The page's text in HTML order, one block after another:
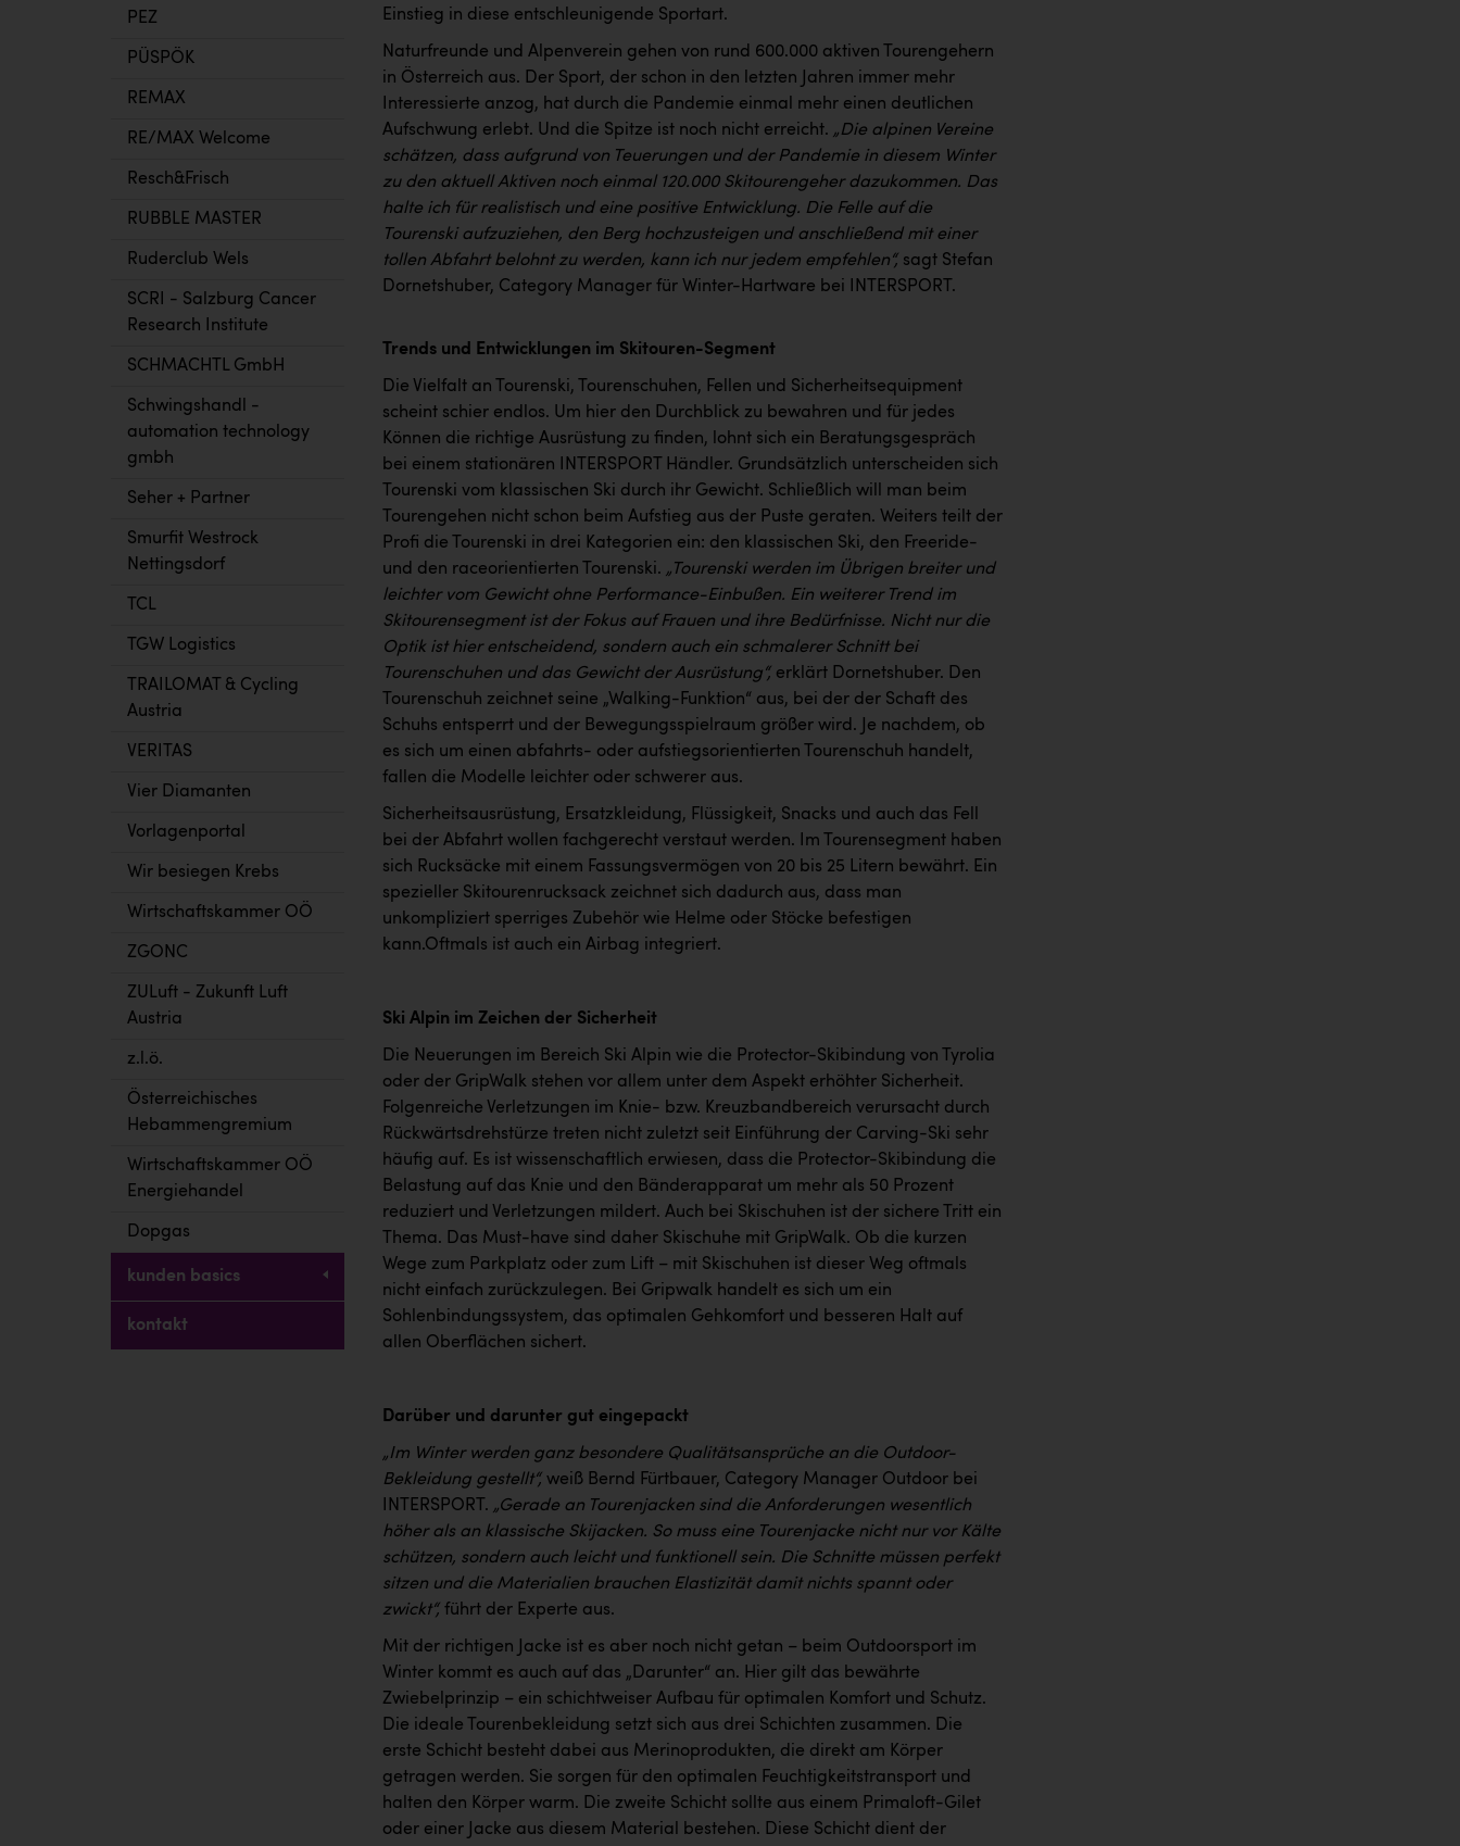
PEZ
PÜSPÖK
REMAX
RE/MAX Welcome
Resch&Frisch
RUBBLE MASTER
Ruderclub Wels
SCRI - Salzburg Cancer
Research Institute
SCHMACHTL GmbH
Schwingshandl -
automation technology
gmbh
Seher + Partner
Smurfit Westrock
Nettingsdorf
TCL
TGW Logistics
TRAILOMAT & Cycling
Austria
VERITAS
Vier Diamanten
Vorlagenportal
Wir besiegen Krebs
Wirtschaftskammer OÖ
ZGONC
ZULuft - Zukunft Luft
Austria
z.l.ö.
Österreichisches
Hebammengremium
Wirtschaftskammer OÖ
Energiehandel
Dopgas
kunden basics
kontakt
Einstieg in diese entschleunigende Sportart.
Naturfreunde und Alpenverein gehen von rund 600.000 aktiven Tourengehern
in Österreich aus. Der Sport, der schon in den letzten Jahren immer mehr
Interessierte anzog, hat durch die Pandemie einmal mehr einen deutlichen
Aufschwung erlebt. Und die Spitze ist noch nicht erreicht. „Die alpinen Vereine
schätzen, dass aufgrund von Teuerungen und der Pandemie in diesem Winter
zu den aktuell Aktiven noch einmal 120.000 Skitourengeher dazukommen. Das
halte ich für realistisch und eine positive Entwicklung. Die Felle auf die
Tourenski aufzuziehen, den Berg hochzusteigen und anschließend mit einer
tollen Abfahrt belohnt zu werden, kann ich nur jedem empfehlen“, sagt Stefan
Dornetshuber, Category Manager für Winter-Hartware bei INTERSPORT.
Trends und Entwicklungen im Skitouren-Segment
Die Vielfalt an Tourenski, Tourenschuhen, Fellen und Sicherheitsequipment
scheint schier endlos. Um hier den Durchblick zu bewahren und für jedes
Können die richtige Ausrüstung zu finden, lohnt sich ein Beratungsgespräch
bei einem stationären INTERSPORT Händler. Grundsätzlich unterscheiden sich
Tourenski vom klassischen Ski durch ihr Gewicht. Schließlich will man beim
Tourengehen nicht schon beim Aufstieg aus der Puste geraten. Weiters teilt der
Profi die Tourenski in drei Kategorien ein: den klassischen Ski, den Freeride-
und den raceorientierten Tourenski. „Tourenski werden im Übrigen breiter und
leichter vom Gewicht ohne Performance-Einbußen. Ein weiterer Trend im
Skitourensegment ist der Fokus auf Frauen und ihre Bedürfnisse. Nicht nur die
Optik ist hier entscheidend, sondern auch ein schmalerer Schnitt bei
Tourenschuhen und das Gewicht der Ausrüstung“, erklärt Dornetshuber. Den
Tourenschuh zeichnet seine „Walking-Funktion“ aus, bei der der Schaft des
Schuhs entsperrt und der Bewegungsspielraum größer wird. Je nachdem, ob
es sich um einen abfahrts- oder aufstiegsorientierten Tourenschuh handelt,
fallen die Modelle leichter oder schwerer aus.
Sicherheitsausrüstung, Ersatzkleidung, Flüssigkeit, Snacks und auch das Fell
bei der Abfahrt wollen fachgerecht verstaut werden. Im Tourensegment haben
sich Rucksäcke mit einem Fassungsvermögen von 20 bis 25 Litern bewährt. Ein
spezieller Skitourenrucksack zeichnet sich dadurch aus, dass man
unkompliziert sperriges Zubehör wie Helme oder Stöcke befestigen
kann.Oftmals ist auch ein Airbag integriert.
Ski Alpin im Zeichen der Sicherheit
Die Neuerungen im Bereich Ski Alpin wie die Protector-Skibindung von Tyrolia
oder der GripWalk stehen vor allem unter dem Aspekt erhöhter Sicherheit.
Folgenreiche Verletzungen im Knie- bzw. Kreuzbandbereich verursacht durch
Rückwärtsdrehstürze treten nicht zuletzt seit Einführung der Carving-Ski sehr
häufig auf. Es ist wissenschaftlich erwiesen, dass die Protector-Skibindung die
Belastung auf das Knie und den Bänderapparat um mehr als 50 Prozent
reduziert und Verletzungen mildert. Auch bei Skischuhen ist der sichere Tritt ein
Thema. Das Must-have sind daher Skischuhe mit GripWalk. Ob die kurzen
Wege zum Parkplatz oder zum Lift – mit Skischuhen ist dieser Weg oftmals
nicht einfach zurückzulegen. Bei Gripwalk handelt es sich um ein
Sohlenbindungssystem, das optimalen Gehkomfort und besseren Halt auf
allen Oberflächen sichert.
Darüber und darunter gut eingepackt
„Im Winter werden ganz besondere Qualitätsansprüche an die Outdoor-
Bekleidung gestellt“, weiß Bernd Fürtbauer, Category Manager Outdoor bei
INTERSPORT. „Gerade an Tourenjacken sind die Anforderungen wesentlich
höher als an klassische Skijacken. So muss eine Tourenjacke nicht nur vor Kälte
schützen, sondern auch leicht und funktionell sein. Die Schnitte müssen perfekt
sitzen und die Materialien brauchen Elastizität damit nichts spannt oder
zwickt“, führt der Experte aus.
Mit der richtigen Jacke ist es aber noch nicht getan – beim Outdoorsport im
Winter kommt es auch auf das „Darunter“ an. Hier gilt das bewährte
Zwiebelprinzip – ein schichtweiser Aufbau für optimalen Komfort und Schutz.
Die ideale Tourenbekleidung setzt sich aus drei Schichten zusammen. Die
erste Schicht besteht dabei aus Merinoprodukten, die direkt am Körper
getragen werden. Sie sorgen für den optimalen Feuchtigkeitstransport und
halten den Körper warm. Die zweite Schicht sollte aus einem Primaloft-Gilet
oder einer Jacke aus diesem Material bestehen. Diese Schicht dient der